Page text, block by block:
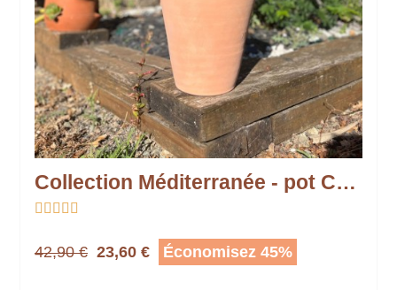
Collection Méditerranée - pot Cuvier
    
42,90 € 23,60 € Économisez 45%